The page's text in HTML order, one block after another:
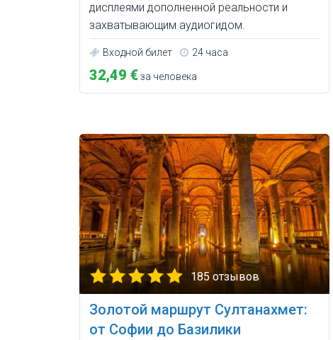
дисплеями дополненной реальности и
захватывающим аудиогидом.
Входной билет 24 часа
32,49 €за человека
185 отзывов
Золотой маршрут Султанахмет:
от Софии до Базилики